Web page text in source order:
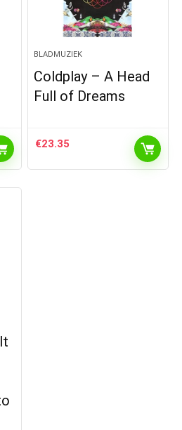
BLADMUZIEK
Coldplay – A Head
Full of Dreams
€23.35